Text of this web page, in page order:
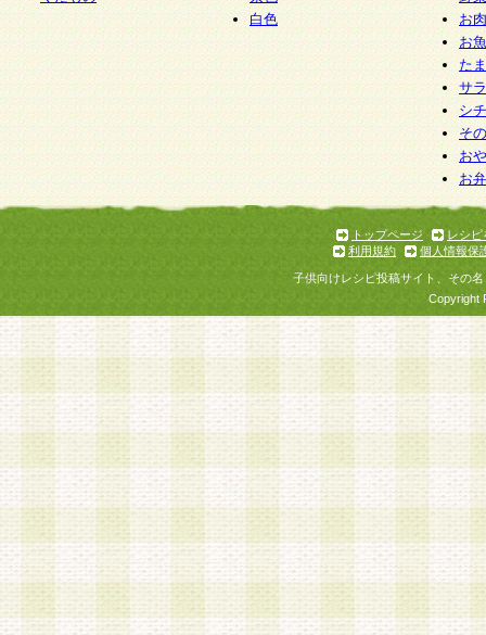
白色
お
お
た
サ
シ
そ
お
お
トップページ
レシピ
利用規約
個人情報保
子供向けレシピ投稿サイト、その
Copyright